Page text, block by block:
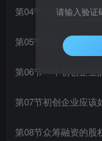
第04节值钱的公司与
第05节初创企业的公
第06节一个初创企业
第07节初创企业应该
第08节众筹融资的股
请输入验证